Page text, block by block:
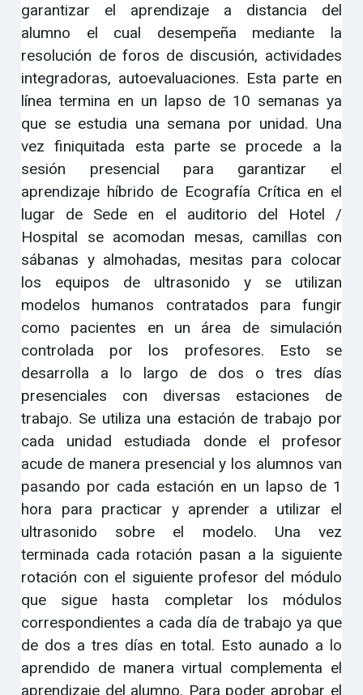
garantizar el aprendizaje a distancia del
alumno el cual desempeña mediante la
resolución de foros de discusión, actividades
integradoras, autoevaluaciones. Esta parte en
línea termina en un lapso de 10 semanas ya
que se estudia una semana por unidad. Una
vez finiquitada esta parte se procede a la
sesión presencial para garantizar el
aprendizaje híbrido de Ecografía Crítica en el
lugar de Sede en el auditorio del Hotel /
Hospital se acomodan mesas, camillas con
sábanas y almohadas, mesitas para colocar
los equipos de ultrasonido y se utilizan
modelos humanos contratados para fungir
como pacientes en un área de simulación
controlada por los profesores. Esto se
desarrolla a lo largo de dos o tres días
presenciales con diversas estaciones de
trabajo. Se utiliza una estación de trabajo por
cada unidad estudiada donde el profesor
acude de manera presencial y los alumnos van
pasando por cada estación en un lapso de 1
hora para practicar y aprender a utilizar el
ultrasonido sobre el modelo. Una vez
terminada cada rotación pasan a la siguiente
rotación con el siguiente profesor del módulo
que sigue hasta completar los módulos
correspondientes a cada día de trabajo ya que
de dos a tres días en total. Esto aunado a lo
aprendido de manera virtual complementa el
aprendizaje del alumno. Para poder aprobar el